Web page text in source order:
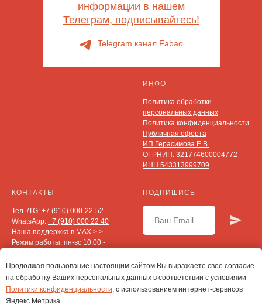
Telegram канал Fabao
информации в нашем
Телеграм, подписывайтесь!
ИНФО
Политика обработки
персональных данных
Политика конфиденциальности
Публичная оферта
ИП Герасимова Е.В.
ОГРНИП: 321774600004772
ИНН 543313999709
КОНТАКТЫ
Тел. /TG: +7 (910) 000-22-52
WhatsApp: +7 (910) 000 22 40
Наша поддержка в MAX > >
Режим работы: пн-вс 10:00 -
Клиентская служба:
zabota@fabao.ru
Маркетинг и PR:
marketing@fabao.ru
Сотрудничество с врачами:
ПОДПИШИСЬ
Продолжая пользование настоящим сайтом Вы выражаете своё согласие
на обработку Ваших персональных данных в соответствии с условиями
Политики конфиденциальности, с использованием интернет-сервисов
Яндекс Метрика